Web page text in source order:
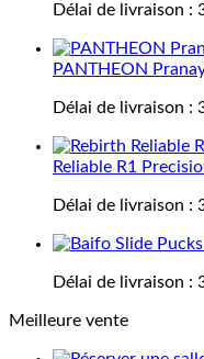
Délai de livraison :
PANTHEON
Délai de livraison :
Reliable R1
Délai de livraison :
Délai de livraison :
Meilleure vente